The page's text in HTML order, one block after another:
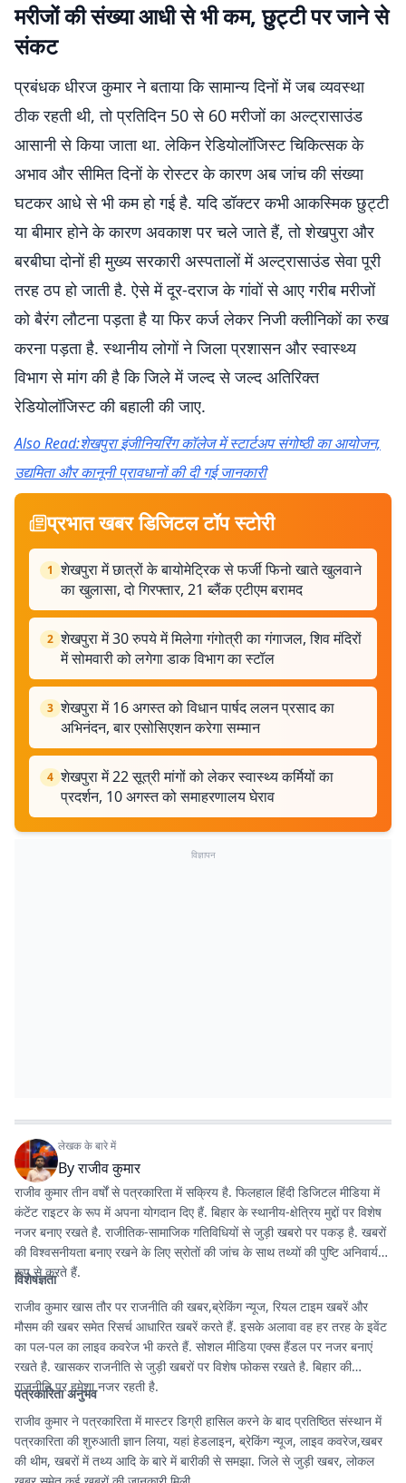
मरीजों की संख्या आधी से भी कम, छुट्टी पर जाने से
संकट
प्रबंधक धीरज कुमार ने बताया कि सामान्य दिनों में जब व्यवस्था
ठीक रहती थी, तो प्रतिदिन 50 से 60 मरीजों का अल्ट्रासाउंड
आसानी से किया जाता था. लेकिन रेडियोलॉजिस्ट चिकित्सक के
अभाव और सीमित दिनों के रोस्टर के कारण अब जांच की संख्या
घटकर आधे से भी कम हो गई है. यदि डॉक्टर कभी आकस्मिक छुट्टी
या बीमार होने के कारण अवकाश पर चले जाते हैं, तो शेखपुरा और
बरबीघा दोनों ही मुख्य सरकारी अस्पतालों में अल्ट्रासाउंड सेवा पूरी
तरह ठप हो जाती है. ऐसे में दूर-दराज के गांवों से आए गरीब मरीजों
को बैरंग लौटना पड़ता है या फिर कर्ज लेकर निजी क्लीनिकों का रुख
करना पड़ता है. स्थानीय लोगों ने जिला प्रशासन और स्वास्थ्य
विभाग से मांग की है कि जिले में जल्द से जल्द अतिरिक्त
रेडियोलॉजिस्ट की बहाली की जाए.
Also Read:शेखपुरा इंजीनियरिंग कॉलेज में स्टार्टअप संगोष्ठी का आयोजन,
उद्यमिता और कानूनी प्रावधानों की दी गई जानकारी
प्रभात खबर डिजिटल टॉप स्टोरी
1 शेखपुरा में छात्रों के बायोमेट्रिक से फर्जी फिनो खाते खुलवाने
का खुलासा, दो गिरफ्तार, 21 ब्लैंक एटीएम बरामद
2 शेखपुरा में 30 रुपये में मिलेगा गंगोत्री का गंगाजल, शिव मंदिरों
में सोमवारी को लगेगा डाक विभाग का स्टॉल
3 शेखपुरा में 16 अगस्त को विधान पार्षद ललन प्रसाद का
अभिनंदन, बार एसोसिएशन करेगा सम्मान
4 शेखपुरा में 22 सूत्री मांगों को लेकर स्वास्थ्य कर्मियों का
प्रदर्शन, 10 अगस्त को समाहरणालय घेराव
विज्ञापन
लेखक के बारे में
Byराजीव कुमार
राजीव कुमार तीन वर्षों से पत्रकारिता में सक्रिय है. फिलहाल हिंदी डिजिटल मीडिया में
कंटेंट राइटर के रूप में अपना योगदान दिए हैं. बिहार के स्थानीय-क्षेत्रिय मुद्दों पर विशेष
नजर बनाए रखते है. राजीतिक-सामाजिक गतिविधियों से जुड़ी खबरो पर पकड़ है. खबरों
की विश्वसनीयता बनाए रखने के लिए स्रोतों की जांच के साथ तथ्यों की पुष्टि अनिवार्य
रूप से करते हैं.
विशेषज्ञता
राजीव कुमार खास तौर पर राजनीति की खबर,ब्रेकिंग न्यूज, रियल टाइम खबरें और
मौसम की खबर समेत रिसर्च आधारित खबरें करते हैं. इसके अलावा वह हर तरह के इवेंट
का पल-पल का लाइव कवरेज भी करते हैं. सोशल मीडिया एक्स हैंडल पर नजर बनाएं
रखते है. खासकर राजनीति से जुड़ी खबरों पर विशेष फोकस रखते है. बिहार की
राजनीति पर हमेशा नजर रहती है.
पत्रकारिता अनुभव
राजीव कुमार ने पत्रकारिता में मास्टर डिग्री हासिल करने के बाद प्रतिष्ठित संस्थान में
पत्रकारिता की शुरुआती ज्ञान लिया, यहां हेडलाइन, ब्रेकिंग न्यूज, लाइव कवरेज,खबर
की थीम, खबरों में तथ्य आदि के बारे में बारीकी से समझा. जिले से जुड़ी खबर, लोकल